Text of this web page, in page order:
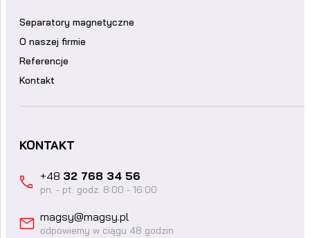
Separatory magnetyczne
O naszej firmie
Referencje
Kontakt
KONTAKT
+48 32 768 34 56
pn. - pt. godz. 8:00 - 16:00
magsy@magsy.pl
odpowiemy w ciągu 48 godzin